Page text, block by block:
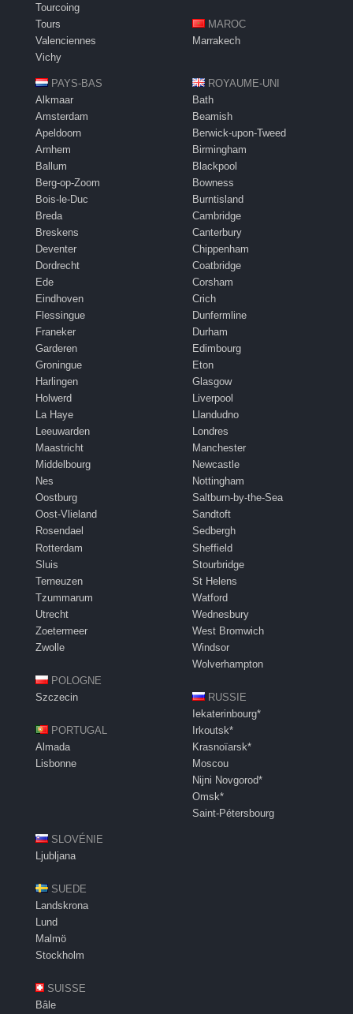
Tourcoing
Tours
Valenciennes
Vichy
MAROC
Marrakech
PAYS-BAS
Alkmaar
Amsterdam
Apeldoorn
Arnhem
Ballum
Berg-op-Zoom
Bois-le-Duc
Breda
Breskens
Deventer
Dordrecht
Ede
Eindhoven
Flessingue
Franeker
Garderen
Groningue
Harlingen
Holwerd
La Haye
Leeuwarden
Maastricht
Middelbourg
Nes
Oostburg
Oost-Vlieland
Rosendael
Rotterdam
Sluis
Terneuzen
Tzummarum
Utrecht
Zoetermeer
Zwolle
POLOGNE
Szczecin
PORTUGAL
Almada
Lisbonne
ROYAUME-UNI
Bath
Beamish
Berwick-upon-Tweed
Birmingham
Blackpool
Bowness
Burntisland
Cambridge
Canterbury
Chippenham
Coatbridge
Corsham
Crich
Dunfermline
Durham
Edimbourg
Eton
Glasgow
Liverpool
Llandudno
Londres
Manchester
Newcastle
Nottingham
Saltburn-by-the-Sea
Sandtoft
Sedbergh
Sheffield
Stourbridge
St Helens
Watford
Wednesbury
West Bromwich
Windsor
Wolverhampton
RUSSIE
Iekaterinbourg*
Irkoutsk*
Krasnoïarsk*
Moscou
Nijni Novgorod*
Omsk*
Saint-Pétersbourg
SLOVÉNIE
Ljubljana
SUEDE
Landskrona
Lund
Malmö
Stockholm
SUISSE
Bâle